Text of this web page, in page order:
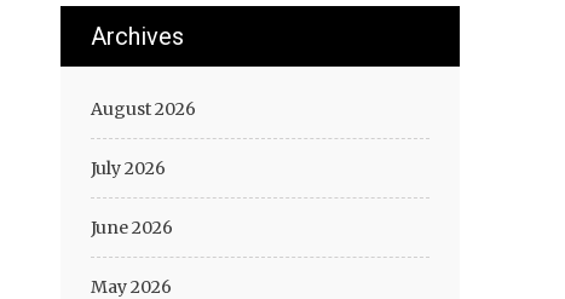
Archives
August 2026
July 2026
June 2026
May 2026